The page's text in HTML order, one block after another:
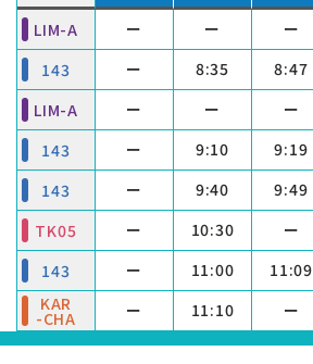
LIM-A
ー ー ー
143
ー 8:35 8:47
LIM-A
ー ー ー
143
ー 9:10 9:19
143
ー 9:40 9:49
TK05
ー 10:30 ー
143
ー 11:00 11:09
KAR
-CHA ー 11:10 ー
TK05
ー 11:45 ー